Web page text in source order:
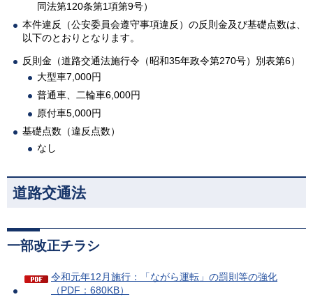
同法第120条第1項第9号）
本件違反（公安委員会遵守事項違反）の反則金及び基礎点数は、
以下のとおりとなります。
反則金（道路交通法施行令（昭和35年政令第270号）別表第6）
大型車7,000円
普通車、二輪車6,000円
原付車5,000円
基礎点数（違反点数）
なし
道路交通法
一部改正チラシ
令和元年12月施行：「ながら運転」の罰則等の強化
（PDF：680KB）